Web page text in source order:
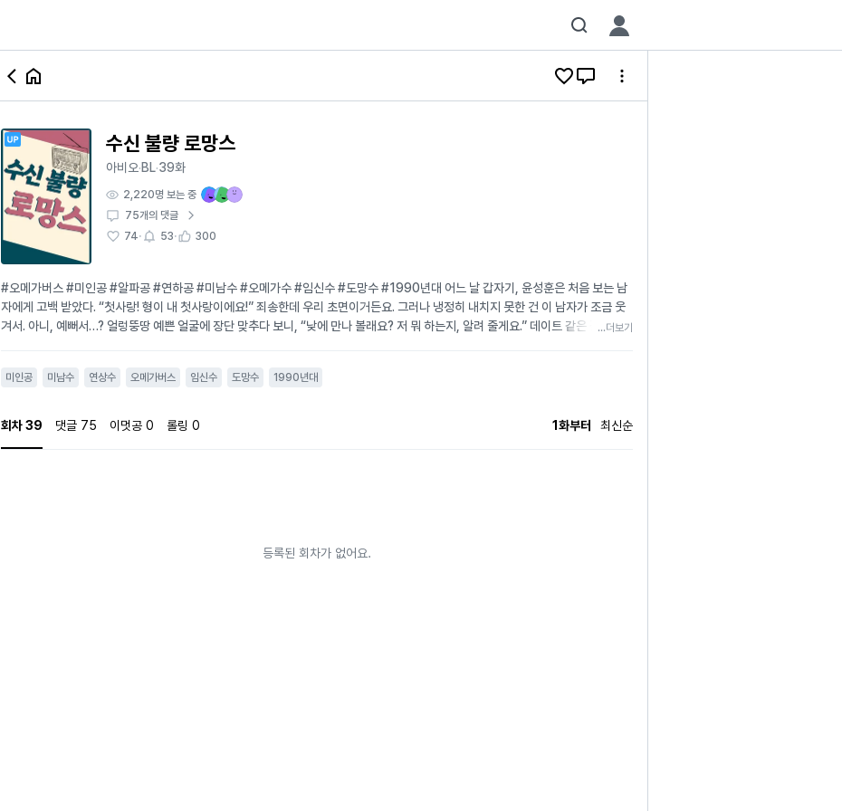
수신 불량 로망스
아비오·BL·39화
2,220명 보는 중
75개의 댓글
74· 53· 300
#오메가버스 #미인공 #알파공 #연하공 #미남수 #오메가수 #임신수 #도망수 #1990년대 어느 날 갑자기, 윤성훈은 처음 보는 남
자에게 고백 받았다. “첫사랑! 형이 내 첫사랑이에요!” 죄송한데 우리 초면이거든요. 그러나 냉정히 내치지 못한 건 이 남자가 조금 웃
겨서. 아니, 예뻐서…? 얼렁뚱땅 예쁜 얼굴에 장단 맞추다 보니, “낮에 만나 볼래요? 저 뭐 하는지, 알려 줄게요.” 데이트 같은 걸 하고
견 가득한 서울. 그 속에서 조용히 사는 건 이제 글렀다. 공 : 전준(20세) - 대학 입학을 위해 상경했다. 우연 같은 필연을 믿는데, 그건
랑이 나를 기억하지 못한다면? 상관없다. 사랑은 몇 번이고 다시 쓰면 되니까. 다만 이제 다시는 첫사랑을 놓칠 생각이 없다. #알파공
...더보기
미인공 미남수 연상수 오메가버스 임신수 도망수 1990년대
회차39 댓글 75 이멋공 0 롤링 0 1화부터 최신순
등록된 회차가 없어요.